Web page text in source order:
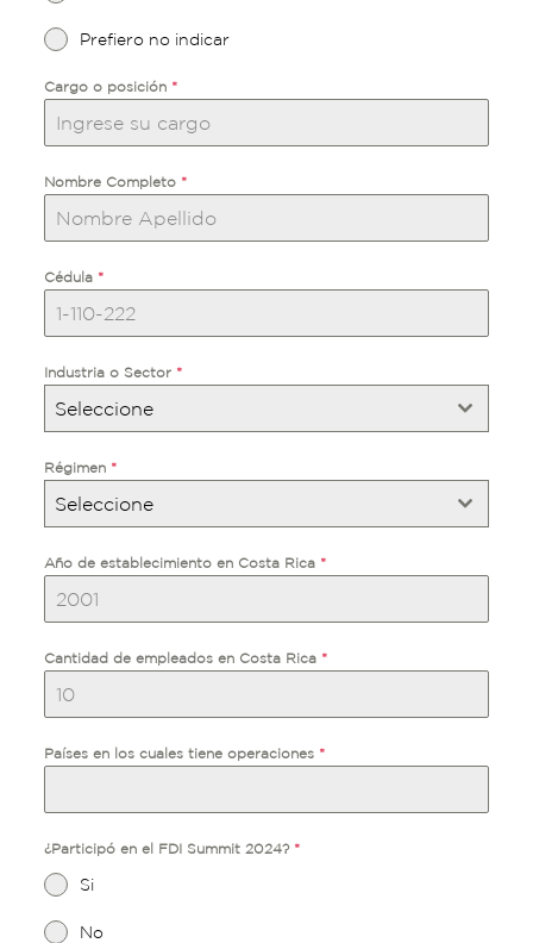
Prefiero no indicar
Cargo o posición *
Nombre Completo *
Cédula *
Industria o Sector *
Seleccione
Régimen *
Seleccione
Año de establecimiento en Costa Rica *
Cantidad de empleados en Costa Rica *
Países en los cuales tiene operaciones *
¿Participó en el FDI Summit 2024? *
Si
No